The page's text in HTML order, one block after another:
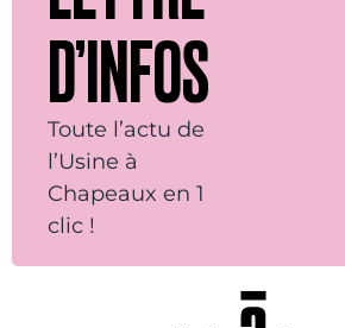
D’INFOS
Toute l’actu de
l’Usine à
Chapeaux en 1
clic !